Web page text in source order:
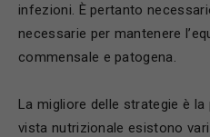
infezioni. È pertanto
necessarie per mantenere
commensale e patogena.
La migliore delle strategie è la
vista nutrizionale esistono